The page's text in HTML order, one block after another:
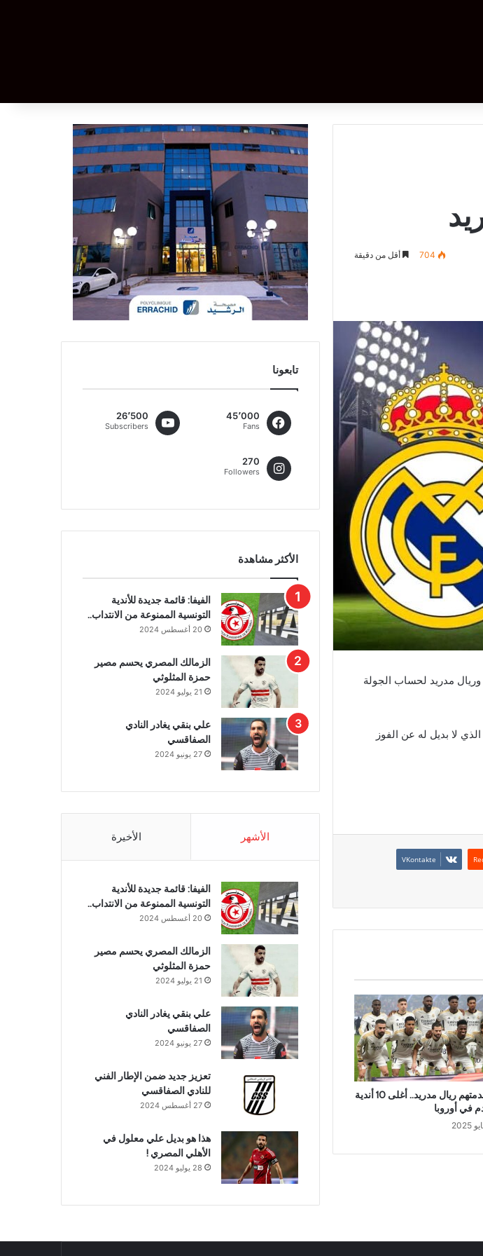
704 أقل من دقيقة
برشلونة وريال مدريد لحساب الجولة
ريال مدريد (الثاني) الذي لا بديل له عن الفوز
في مقدمتهم ريال مدريد.. أغلى 10 أندية
في أوروبا
تابعونا
45٬000
Fans
26٬500
Subscribers
270
Followers
الأكثر مشاهدة
الفيفا: قائمة جديدة للأندية
التونسية الممنوعة من الانتداب..
20 أغسطس 2024
الزمالك المصري يحسم مصير
حمزة المثلوثي
21 يوليو 2024
علي بنقي يغادر النادي
الصفاقسي
27 يونيو 2024
الأشهر الأخيرة
الفيفا: قائمة جديدة للأندية
التونسية الممنوعة من الانتداب..
20 أغسطس 2024
الزمالك المصري يحسم مصير
حمزة المثلوثي
21 يوليو 2024
علي بنقي يغادر النادي
الصفاقسي
27 يونيو 2024
تعزيز جديد ضمن الإطار الفني
للنادي الصفاقسي
27 أغسطس 2024
هذا هو بديل علي معلول في
الأهلي المصري !
28 يوليو 2024